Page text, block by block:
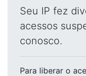
Seu IP fez
acessos
conosco.
Para liberar o